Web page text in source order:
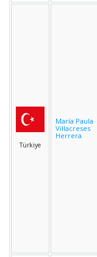
Türkiye
María Paula
Villacreses
Herrera